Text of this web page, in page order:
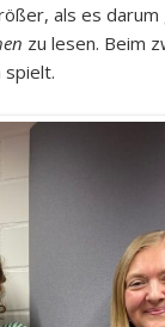
als es
zu lesen. Beim
spielt.